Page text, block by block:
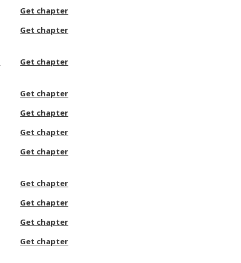
Get chapter
Get chapter
Get chapter
Get chapter
Get chapter
Get chapter
Get chapter
Get chapter
Get chapter
Get chapter
Get chapter